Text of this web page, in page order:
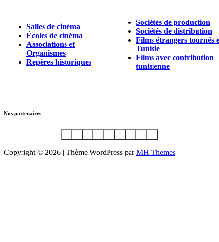
Salles de cinéma
Écoles de cinéma
Associations et
Organismes
Repères historiques
Sociétés de production
Sociétés de distribution
Films étrangers tournés
Tunisie
Films avec contribution
tunisienne
Nos partenaires
Copyright © 2026 | Thème WordPress parMH Themes